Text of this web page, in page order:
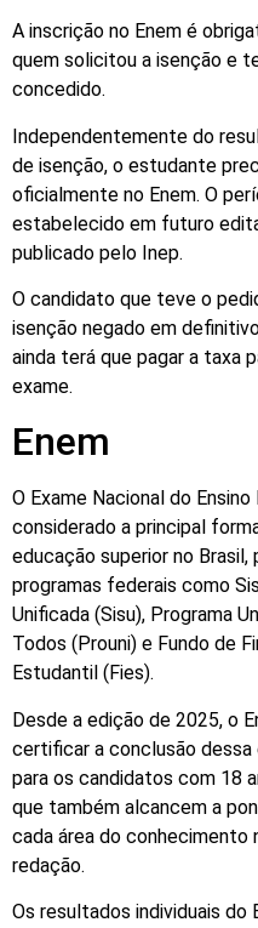
A inscrição no Enem é
quem solicitou a isenção e
concedido.
Independentemente do
de isenção, o estudante
oficialmente no Enem. O
estabelecido em futuro
publicado pelo Inep.
O candidato que teve o
isenção negado em
ainda terá que pagar a taxa
exame.
Enem
O Exame Nacional do
considerado a principal
educação superior no Brasil,
programas federais como
Unificada (Sisu), Programa
Todos (Prouni) e Fundo de
Estudantil (Fies).
Desde a edição de 2025, o
certificar a conclusão dessa
para os candidatos com 18
que também alcancem a
cada área do conhecimento
redação.
Os resultados individuais do